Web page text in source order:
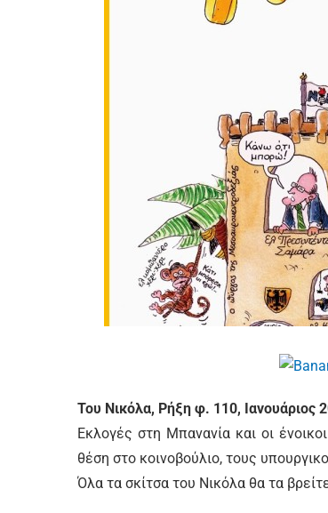
Του Νικόλα, Ρήξη φ. 110, Ιανουάριος
Εκλογές στη Μπανανία και οι
θέση στο κοινοβούλιο, τους
Όλα τα σκίτσα του Νικόλα θα τα